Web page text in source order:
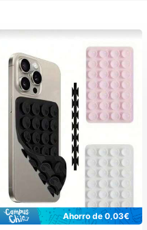
Ahorro de 0,03€